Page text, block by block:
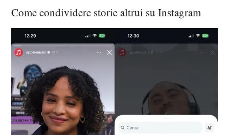
Come condividere storie altrui su Instagram